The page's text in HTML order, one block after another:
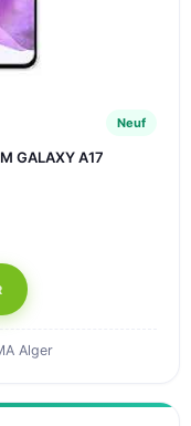
Neuf
GALAXY A17
Alger